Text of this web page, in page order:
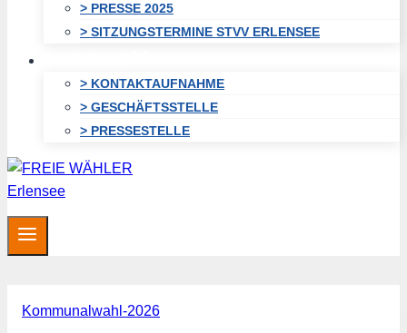
> PRESSE 2025
> SITZUNGSTERMINE STVV ERLENSEE
> KONTAKTAUFNAHME
> GESCHÄFTSSTELLE
> PRESSESTELLE
Kommunalwahl-2026